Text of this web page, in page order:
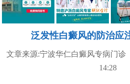
泛发性白癜风的防治应
文章来源:宁波华仁白癜风专病门
14:28